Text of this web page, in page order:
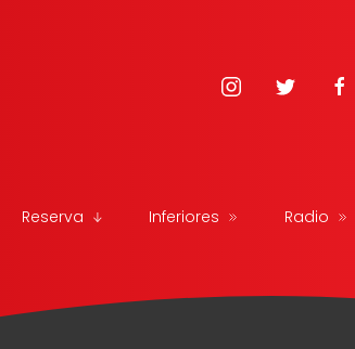
Reserva Inferiores Radio